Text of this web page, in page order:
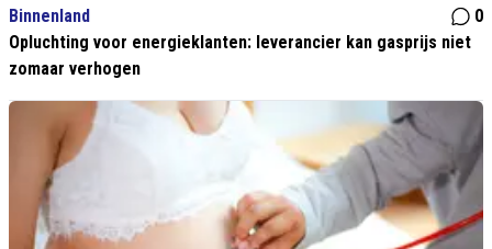
Binnenland
0
Opluchting voor energieklanten: leverancier kan gasprijs niet
zomaar verhogen